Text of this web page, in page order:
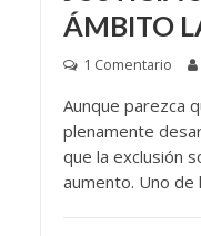
ÁMBITO
1 Comentario
Aunque parezca
plenamente
que la exclusión
aumento. Uno de